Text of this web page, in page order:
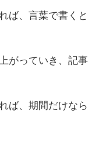
ば、言葉で書くと
がっていき、記事
ば、期間だけなら